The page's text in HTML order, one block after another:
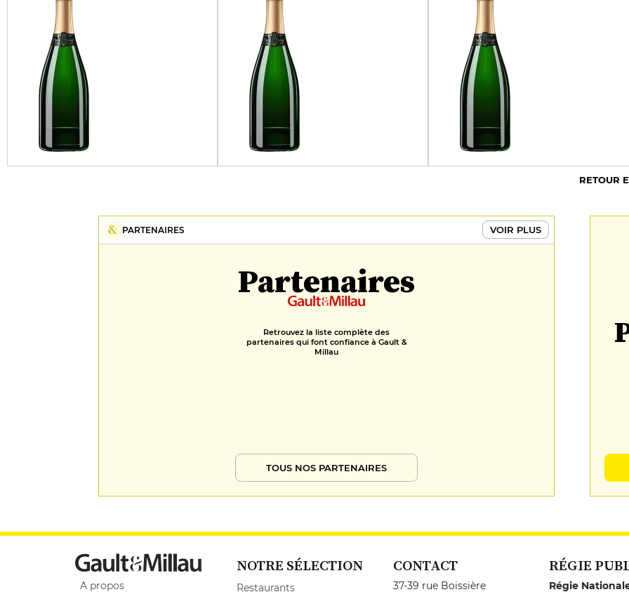
RETOUR
PARTENAIRES VOIR PLUS
Partenaires
Retrouvez la liste complète des
partenaires qui font confiance à Gault &
Millau
TOUS NOS PARTENAIRES
A propos
NOTRE SÉLECTION
Restaurants
CONTACT
37-39 rue Boissière
RÉGIE
Régie